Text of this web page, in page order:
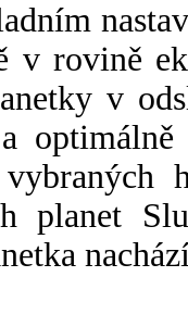
v rovině
v
planet